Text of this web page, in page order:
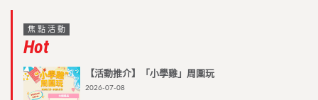
焦點活動
Hot
【活動推介】「小學雞」周圍玩
2026-07-08